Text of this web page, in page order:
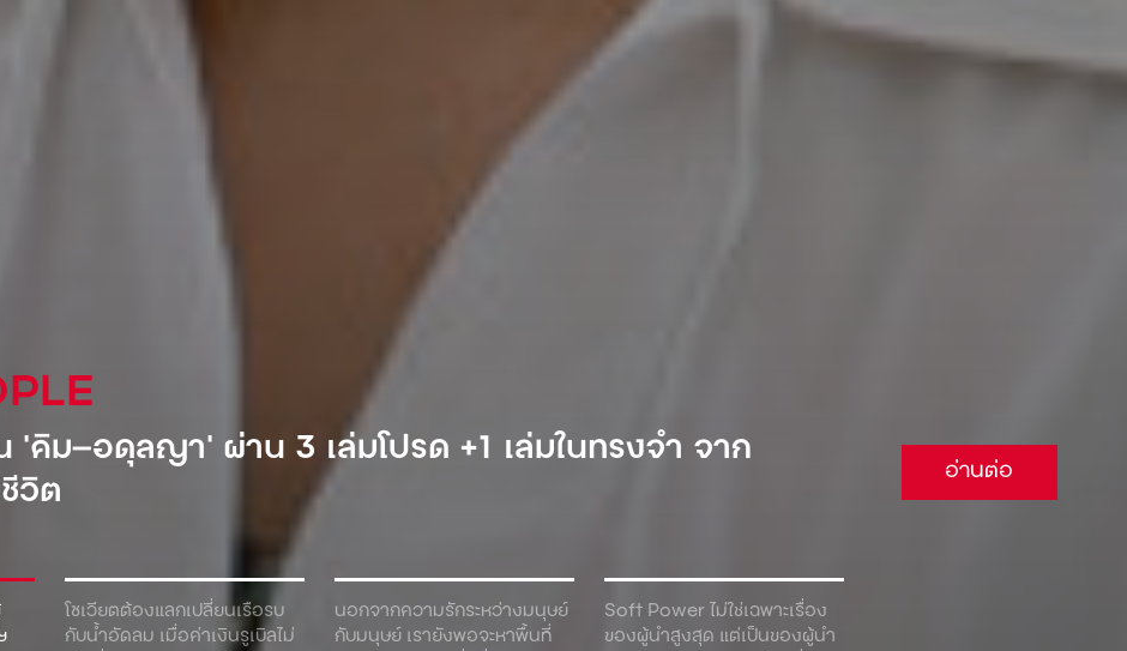
โซเวียตต้องแลกเปลี่ยนเรือรบ
กับน้ำอัดลม เมื่อค่าเงินรูเบิลไม่
นอกจากความรักระหว่างมนุษย์
กับมนุษย์ เรายังพอจะหาพื้นที่
Soft Power ไม่ใช่เฉพาะเรื่อง
ของผู้นําสูงสุด แต่เป็นของผู้นํา
น้ำอัดลมเจ้าแรกที่เข้ามาตีตลาดโซเวียต จนต้องยอม
ดำน้ำเพื่อแลกกับเครื่องดื่ม!
อ่านต่อ